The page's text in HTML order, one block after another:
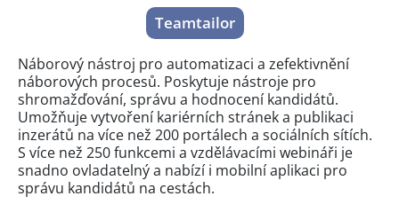
Teamtailor
Náborový nástroj pro automatizaci a zefektivnění
náborových procesů. Poskytuje nástroje pro
shromažďování, správu a hodnocení kandidátů.
Umožňuje vytvoření kariérních stránek a publikaci
inzerátů na více než 200 portálech a sociálních sítích.
S více než 250 funkcemi a vzdělávacími webináři je
snadno ovladatelný a nabízí i mobilní aplikaci pro
správu kandidátů na cestách.